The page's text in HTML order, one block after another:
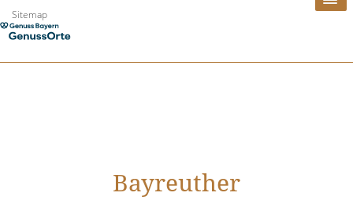
Zum
Inhalt
Sitemap
Bayreuther